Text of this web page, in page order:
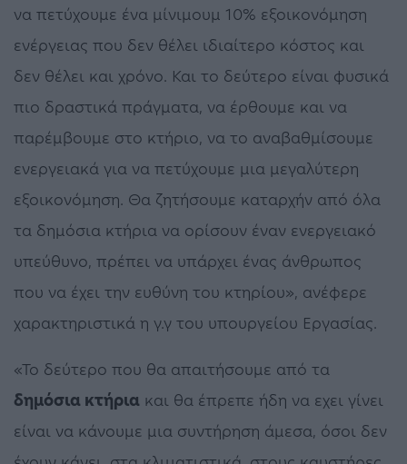
να πετύχουμε ένα μίνιμουμ 10% εξοικονόμηση
ενέργειας που δεν θέλει ιδιαίτερο κόστος και
δεν θέλει και χρόνο. Και το δεύτερο είναι φυσικά
πιο δραστικά πράγματα, να έρθουμε και να
παρέμβουμε στο κτήριο, να το αναβαθμίσουμε
ενεργειακά για να πετύχουμε μια μεγαλύτερη
εξοικονόμηση. Θα ζητήσουμε καταρχήν από όλα
τα δημόσια κτήρια να ορίσουν έναν ενεργειακό
υπεύθυνο, πρέπει να υπάρχει ένας άνθρωπος
που να έχει την ευθύνη του κτηρίου», ανέφερε
χαρακτηριστικά η γ.γ του υπουργείου Εργασίας.
«Το δεύτερο που θα απαιτήσουμε από τα
δημόσια κτήρια και θα έπρεπε ήδη να εχει γίνει
είναι να κάνουμε μια συντήρηση άμεσα, όσοι δεν